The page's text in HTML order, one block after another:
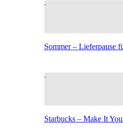
Sommer – Lieferpause
Starbucks – Make It